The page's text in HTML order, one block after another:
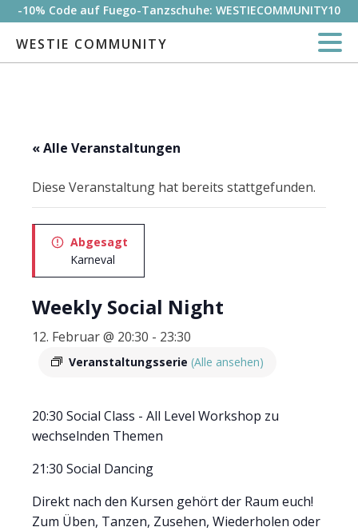
-10% Code auf Fuego-Tanzschuhe: WESTIECOMMUNITY10
WESTIE COMMUNITY
« Alle Veranstaltungen
Diese Veranstaltung hat bereits stattgefunden.
Abgesagt
Karneval
Weekly Social Night
12. Februar @ 20:30 - 23:30
Veranstaltungsserie (Alle ansehen)
20:30 Social Class - All Level Workshop zu
wechselnden Themen
21:30 Social Dancing
Direkt nach den Kursen gehört der Raum euch!
Zum Üben, Tanzen, Zusehen, Wiederholen oder